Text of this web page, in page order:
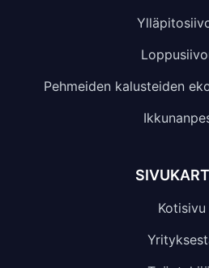
Pehmeiden kalusteiden
Kotisivu